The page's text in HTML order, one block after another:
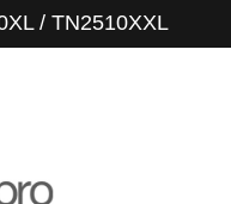
/ TN2510XXL